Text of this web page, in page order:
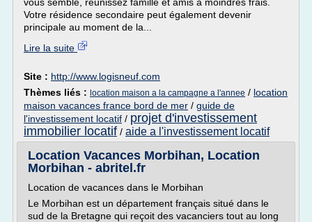
Votre résidence secondaire peut également devenir
principale au moment de la...
Lire la suite
Site : http://www.logisneuf.com
Thèmes liés : location maison a la campagne a l'annee / location
maison vacances france bord de mer / guide de
l'investissement locatif / projet d'investissement
immobilier locatif / aide a l'investissement locatif
Location Vacances Morbihan, Location
Morbihan - abritel.fr
Location de vacances dans le Morbihan
Le Morbihan est un département français situé dans le
sud de la Bretagne qui reçoit des vacanciers tout au long